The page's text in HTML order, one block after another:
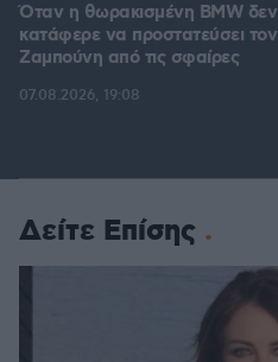
Όταν η θωρακισμένη BMW δεν
κατάφερε να προστατεύσει τον
Ζαμπούνη από τις σφαίρες
07.08.2026, 19:08
Δείτε Επίσης